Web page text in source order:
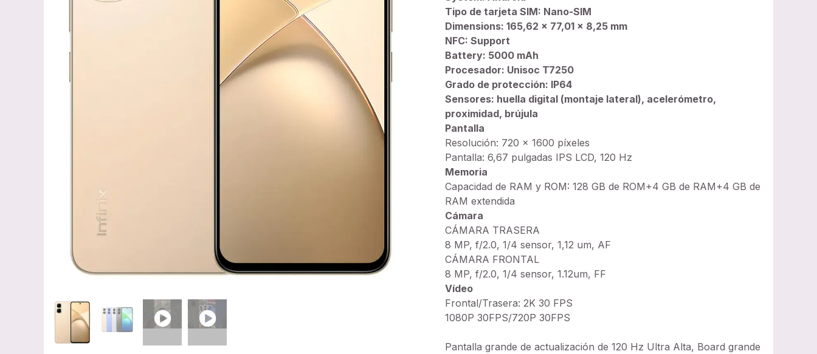
Tipo de tarjeta SIM: Nano-SIM
Dimensions: 165,62 x 77,01 x 8,25 mm
NFC: Support
Battery: 5000 mAh
Procesador: Unisoc T7250
Grado de protección: IP64
Sensores: huella digital (montaje lateral), acelerómetro,
proximidad, brújula
Pantalla
Resolución: 720 x 1600 píxeles
Pantalla: 6,67 pulgadas IPS LCD, 120 Hz
Memoria
Capacidad de RAM y ROM: 128 GB de ROM+4 GB de RAM+4 GB de
RAM extendida
Cámara
CÁMARA TRASERA
8 MP, f/2.0, 1/4 sensor, 1,12 um, AF
CÁMARA FRONTAL
8 MP, f/2.0, 1/4 sensor, 1.12um, FF
Vídeo
Frontal/Trasera: 2K 30 FPS
1080P 30FPS/720P 30FPS
Pantalla grande de actualización de 120 Hz Ultra Alta, Board grande